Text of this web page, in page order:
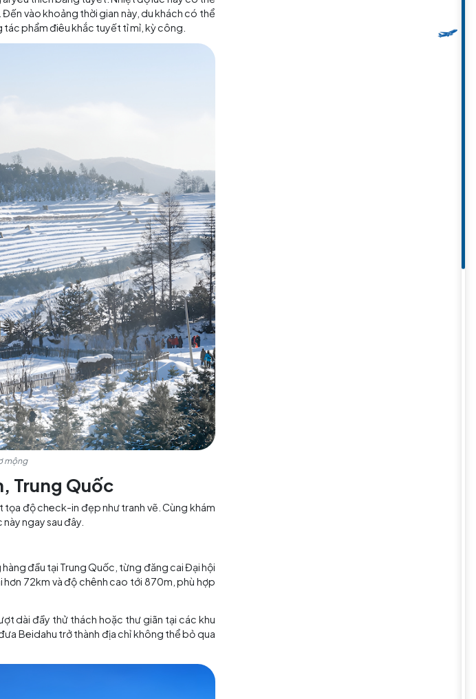
Mỗi mùa tại đây đều có một vẻ đẹp riêng, hứa hẹn mang
tuyết tan dần, nhường chỗ cho cây cối đâm chồi, nảy lộc.
có phần nóng và ẩm, với nhiệt độ cao nhất lên tới 30°C. Các
mình chiếc áo rực rỡ với lá cây chuyển màu vàng, đỏ tuyệt
thiên nhiên, leo núi và dạo quanh các ngôi làng dân tộc
cho những ai yêu thích băng tuyết. Nhiệt độ lúc này có thể
huyền ảo. Đến vào khoảng thời gian này, du khách có thể
nhìn những tác phẩm điêu khắc tuyết tỉ mỉ, kỳ công.